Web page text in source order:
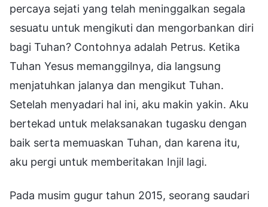
percaya sejati yang telah meninggalkan segala
sesuatu untuk mengikuti dan mengorbankan diri
bagi Tuhan? Contohnya adalah Petrus. Ketika
Tuhan Yesus memanggilnya, dia langsung
menjatuhkan jalanya dan mengikut Tuhan.
Setelah menyadari hal ini, aku makin yakin. Aku
bertekad untuk melaksanakan tugasku dengan
baik serta memuaskan Tuhan, dan karena itu,
aku pergi untuk memberitakan Injil lagi.
Pada musim gugur tahun 2015, seorang saudari